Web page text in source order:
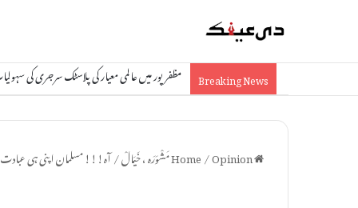
Breaking News مظفرپور میں عالمی معیار کی پلاسٹک سرجری کی
/Opinion مَشْوَرَہ ، خَیَالْ /آہ!!! مسلمان اپنی ہی